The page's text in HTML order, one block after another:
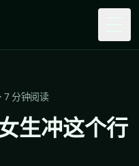
7分钟阅读
生冲这个行